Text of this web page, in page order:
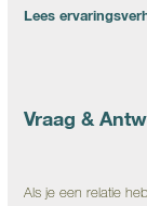
Lees
Vraag &
Als je een relatie